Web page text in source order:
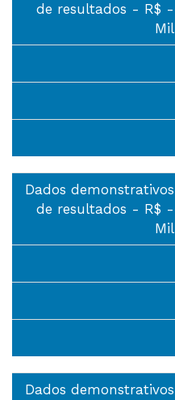
de resultados - R$ -
Mil
Dados demonstrativos
de resultados - R$ -
Mil
Dados demonstrativos